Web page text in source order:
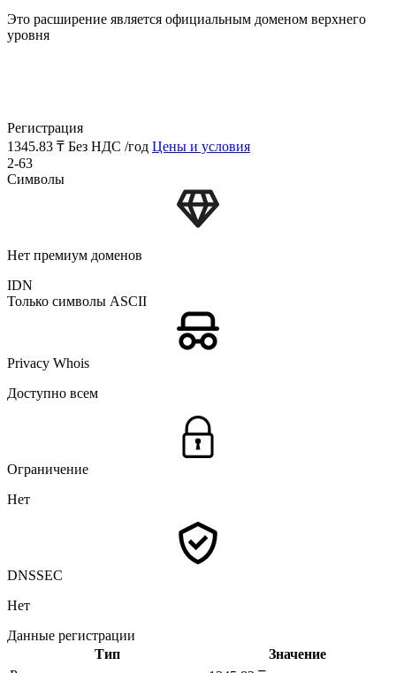
Это расширение является официальным доменом верхнего
уровня
Регистрация
1345.83 ₸ Без НДС /год Цены и условия
2-63
Символы
Нет премиум доменов
IDN
Только символы ASCII
Privacy Whois
Доступно всем
Ограничение
Нет
DNSSEC
Нет
Данные регистрации
Тип
Значение